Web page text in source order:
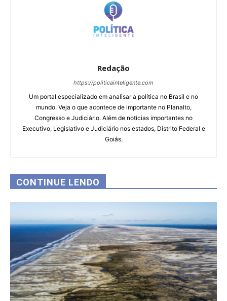
Redação
https://politicainteligente.com
Um portal especializado em analisar a política no Brasil e no
mundo. Veja o que acontece de importante no Planalto,
Congresso e Judiciário. Além de notícias importantes no
Executivo, Legislativo e Judiciário nos estados, Distrito Federal e
Goiás.
CONTINUE LENDO